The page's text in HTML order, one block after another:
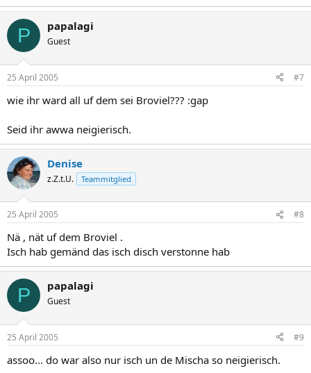
P papalagi
Guest
25 April 2005 #7
wie ihr ward all uf dem sei Broviel??? :gap
Seid ihr awwa neigierisch.
Denise
z.Z.t.U. Teammitglied
25 April 2005 #8
Nä , nät uf dem Broviel .
Isch hab gemänd das isch disch verstonne hab
P papalagi
Guest
25 April 2005 #9
assoo... do war also nur isch un de Mischa so neigierisch.